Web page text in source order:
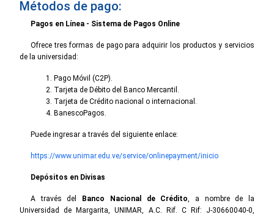
Métodos de pago:
Pagos en Línea - Sistema de Pagos Online
Ofrece tres formas de pago para adquirir los productos y servicios
de la universidad:
Pago Móvil (C2P).
Tarjeta de Débito del Banco Mercantil.
Tarjeta de Crédito nacional o internacional.
BanescoPagos.
Puede ingresar a través del siguiente enlace:
https://www.unimar.edu.ve/service/onlinepayment/inicio
Depósitos en Divisas
A través del Banco Nacional de Crédito, a nombre de la
Universidad de Margarita, UNIMAR, A.C. Rif. C Rif: J-30660040-0,